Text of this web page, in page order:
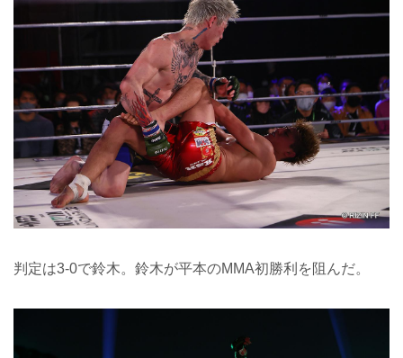
判定は3-0で鈴木。鈴木が平本のMMA初勝利を阻んだ。